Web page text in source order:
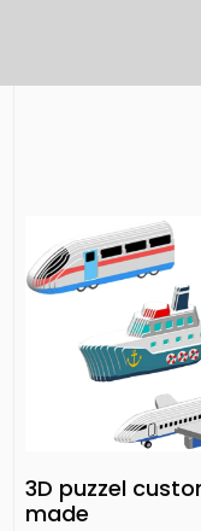
3D puzzel
made